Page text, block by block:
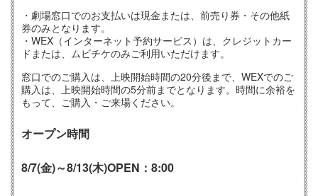
・劇場窓口でのお支払いは現金または、前売り券・その他紙
券のみとなります。
・WEX（インターネット予約サービス）は、クレジットカー
ドまたは、ムビチケのみご利用いただけます。
窓口でのご購入は、上映開始時間の20分後まで、WEXでのご
購入は、上映開始時間の5分前までとなります。時間に余裕を
もって、ご購入・ご来場ください。
オープン時間
8/7(金)～8/13(木)OPEN：8:00